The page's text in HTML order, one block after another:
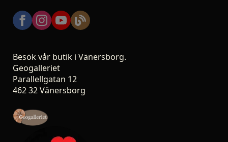
Besök vår butik i Vänersborg.
Geogalleriet
Parallellgatan 12
462 32 Vänersborg